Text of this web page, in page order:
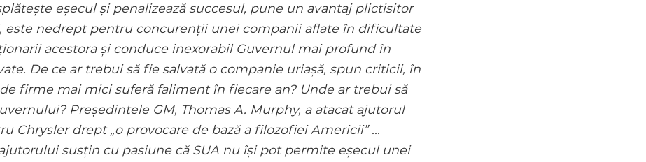
eșecul și penalizează succesul, pune un avantaj plictisitor
este nedrept pentru concurenții unei companii aflate în dificultate
acestora și conduce inexorabil Guvernul mai profund în
De ce ar trebui să fie salvată o companie uriașă, spun criticii, în
firme mai mici suferă faliment în fiecare an? Unde ar trebui să
Președintele GM, Thomas A. Murphy, a atacat ajutorul
Chrysler drept „o provocare de bază a filozofiei Americii” ...
susțin cu pasiune că SUA nu își pot permite eșecul unei